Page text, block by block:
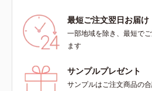
最短ご注文翌日お届け
一部地域を除き、最短で
ます
サンプルプレゼント
サンプルはご注文商品の